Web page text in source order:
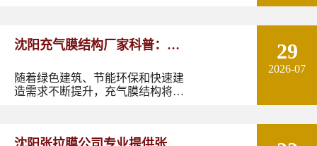
发出独特的魅力。
沈阳充气膜结构厂家科普：了
解充气膜建筑优势、价格及应
用领域
随着绿色建筑、节能环保和快速建
造需求不断提升，充气膜结构将在
29
2026-07